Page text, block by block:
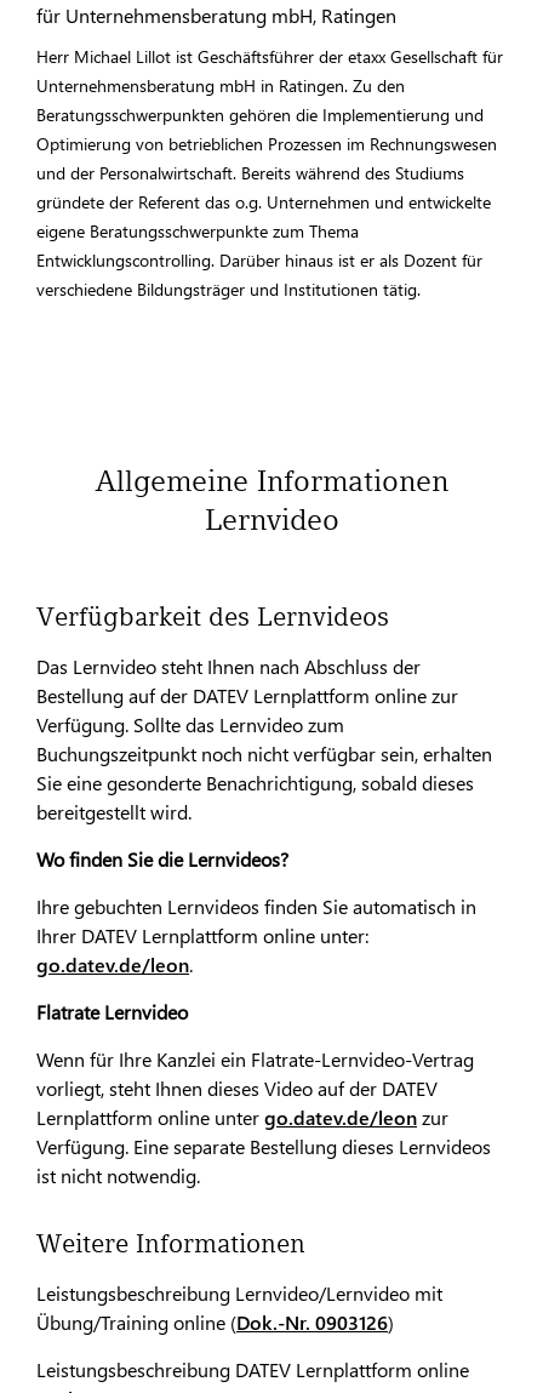
für Unternehmensberatung mbH, Ratingen
Herr Michael Lillot ist Geschäftsführer der etaxx Gesellschaft für
Unternehmensberatung mbH in Ratingen. Zu den
Beratungsschwerpunkten gehören die Implementierung und
Optimierung von betrieblichen Prozessen im Rechnungswesen
und der Personalwirtschaft. Bereits während des Studiums
gründete der Referent das o.g. Unternehmen und entwickelte
eigene Beratungsschwerpunkte zum Thema
Entwicklungscontrolling. Darüber hinaus ist er als Dozent für
verschiedene Bildungsträger und Institutionen tätig.
Allgemeine Informationen
Lernvideo
Verfügbarkeit des Lernvideos
Das Lernvideo steht Ihnen nach Abschluss der
Bestellung auf der DATEV Lernplattform online zur
Verfügung. Sollte das Lernvideo zum
Buchungszeitpunkt noch nicht verfügbar sein, erhalten
Sie eine gesonderte Benachrichtigung, sobald dieses
bereitgestellt wird.
Wo finden Sie die Lernvideos?
Ihre gebuchten Lernvideos finden Sie automatisch in
Ihrer DATEV Lernplattform online unter:
go.datev.de/leon.
Flatrate Lernvideo
Wenn für Ihre Kanzlei ein Flatrate-Lernvideo-Vertrag
vorliegt, steht Ihnen dieses Video auf der DATEV
Lernplattform online untergo.datev.de/leonzur
Verfügung. Eine separate Bestellung dieses Lernvideos
ist nicht notwendig.
Weitere Informationen
Leistungsbeschreibung Lernvideo/Lernvideo mit
Übung/Training online (Dok.-Nr. 0903126)
Leistungsbeschreibung DATEV Lernplattform online